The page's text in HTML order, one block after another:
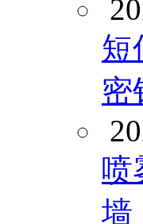
短
密
喷
墙